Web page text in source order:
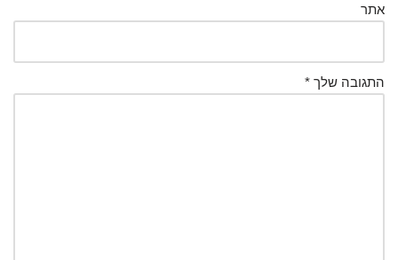
אתר
התגובה שלך *